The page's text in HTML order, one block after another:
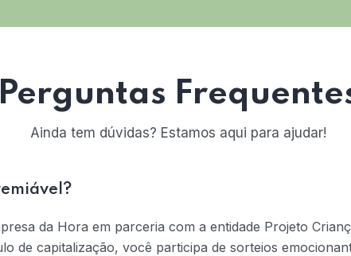
Perguntas
Ainda tem dúvidas? Estamos aqui para ajudar!
da Hora em parceria com a entidade Projeto
de capitalização, você participa de sorteios